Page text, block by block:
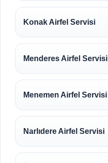
Konak Airfel Servisi
Menderes Airfel Servisi
Menemen Airfel Servisi
Narlıdere Airfel Servisi